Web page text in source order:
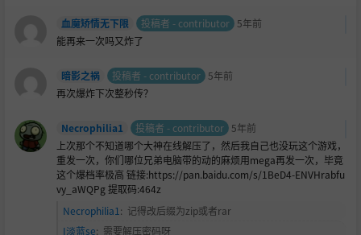
血魔矫情无下限 投稿者 - contributor 5年前
能再来一次吗又炸了
暗影之祸 投稿者 - contributor 5年前
再次爆炸下次整秒传？
Necrophilia1 投稿者 - contributor 5年前
上次那个不知道哪个大神在线解压了，然后我自己也没玩这个游戏，
重发一次，你们哪位兄弟电脑带的动的麻烦用mega再发一次，毕竟
这个爆档率极高 链接:https://pan.baidu.com/s/1BeD4-ENVHrabfu
vy_aWQPg 提取码:464z
Necrophilia1 : 记得改后缀为zip或者rar
I淡蓝se: 需要解压密码呀